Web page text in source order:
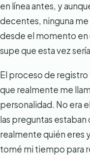
en línea antes, y
decentes, ninguna
desde el momento
supe que esta vez
El proceso de
que realmente me
personalidad. No era
las preguntas
realmente quién eres
tomé mi tiempo para